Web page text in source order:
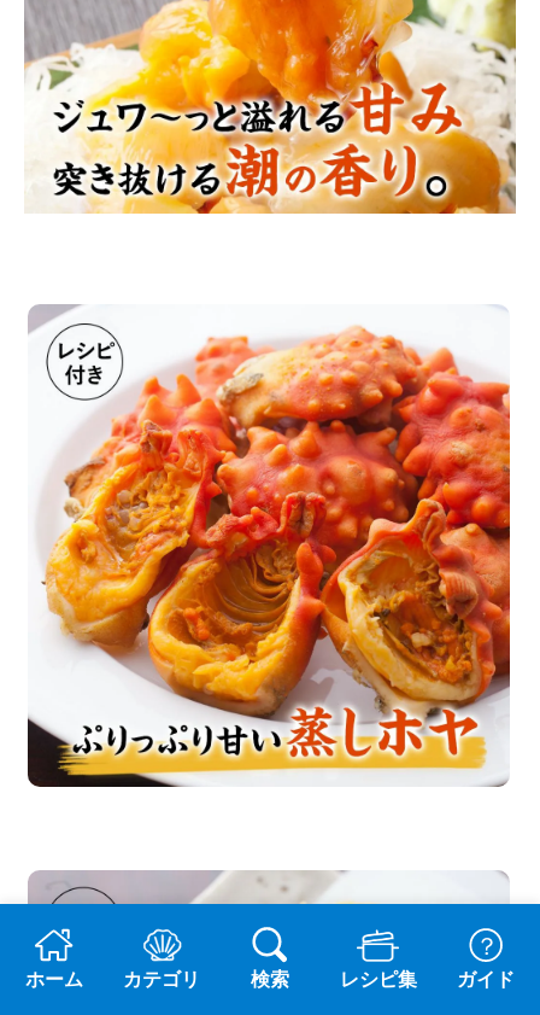
ホーム カテゴリ 検索 レシピ集 ガイド